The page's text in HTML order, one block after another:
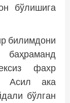
бўлишига
билимдони
баҳраманд
фахр
Асил ака
бўлган